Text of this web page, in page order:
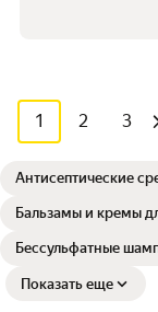
1 2 3
Антисептические
Бальзамы и кремы
Бессульфатные
Показать еще